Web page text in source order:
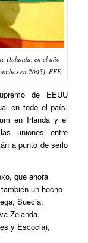
Holanda, en el año
en 2005). EFE
de EEUU
en todo el país,
en Irlanda y el
uniones entre
a punto de serlo
que ahora
un hecho
Suecia,
Zelanda,
y Escocia),